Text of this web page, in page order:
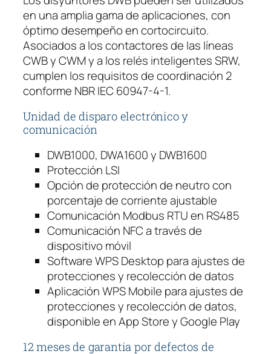
3
p
o
l
o
s
a
n
en una amplia gama de aplicaciones, con
óptimo desempeño en cortocircuito.
Asociados a los contactores de las líneas
CWB y CWM y a los relés inteligentes SRW,
cumplen los requisitos de coordinación 2
conforme NBR IEC 60947-4-1.
Unidad de disparo electrónico y
comunicación
DWB1000, DWA1600 y DWB1600
Protección LSI
Opción de protección de neutro con
porcentaje de corriente ajustable
Comunicación Modbus RTU en RS485
Comunicación NFC a través de
dispositivo móvil
Software WPS Desktop para ajustes de
protecciones y recolección de datos
Aplicación WPS Mobile para ajustes de
protecciones y recolección de datos,
disponible en App Store y Google Play
12 meses de garantia por defectos de